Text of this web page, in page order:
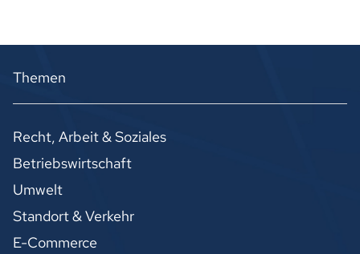
Themen
Recht, Arbeit & Soziales
Betriebswirtschaft
Umwelt
Standort & Verkehr
E-Commerce